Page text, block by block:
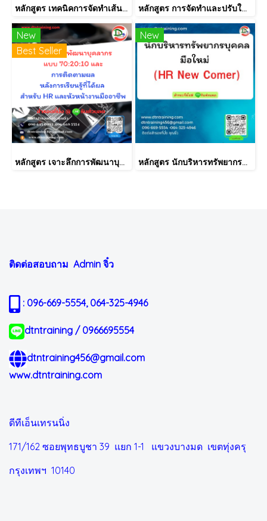
หลักสูตร เทคนิคการจัดทำเส้นทางการฝึกอบรม และการพัฒนาบุคลากร เป็นรายบุคคลอย่างเป็นระบบ Effective Training and Development Road Map & IDP Implementation หลักสูตร การจัดทำและปรับใช้ SKILLS MATRIX อย่างได้ผล Skill Matrix Setting & Implementation
New
Best Seller
หลักสูตร เจาะลึกการพัฒนาบุคลากรแบบ 70:20:10 และการติดตามผลหลังการเรียนรู้ที่ได้ผล สำหรับ HR และหัวหน้างานมืออาชีพ
New
หลักสูตร นักบริหารทรัพยากรบุคคลมือใหม่ (HR New Comer)
ติดต่อสอบถาม Admin จิ๋ว
: 096-669-5554, 064-325-4946
dtntraining / 0966695554
dtntraining456@gmail.com
www.dtntraining.com
ดีทีเอ็นเทรนนิ่ง
171/162 ซอยพุทธบูชา 39 แยก 1-1 แขวงบางมด เขตทุ่งครุ
กรุงเทพฯ 10140